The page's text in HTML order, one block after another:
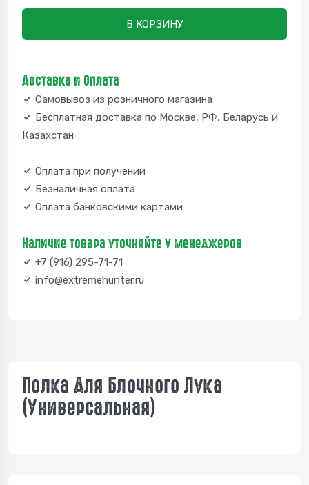
В КОРЗИНУ
Доставка и Оплата
Самовывоз из розничного магазина
Бесплатная доставка по Москве, РФ, Беларусь и
Казахстан
Оплата при получении
Безналичная оплата
Оплата банковскими картами
Наличие товара уточняйте у менеджеров
+7 (916) 295-71-71
info@extremehunter.ru
Полка Для Блочного Лука
(универсальная)